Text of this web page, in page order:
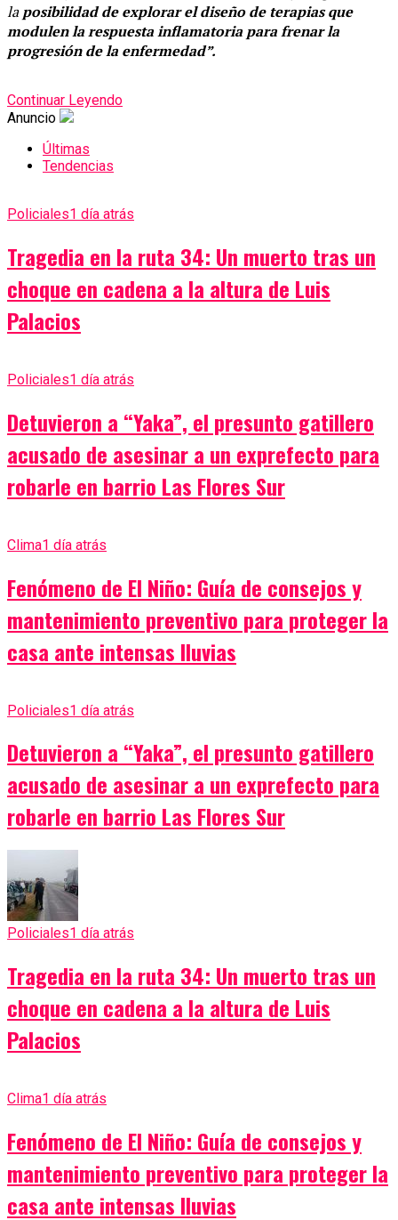
laposibilidad de explorar el diseño de terapias que
modulen la respuesta inflamatoria para frenar la
progresión de la enfermedad”.
Continuar Leyendo
Anuncio
Últimas
Tendencias
Policiales1 día atrás
Tragedia en la ruta 34: Un muerto tras un
choque en cadena a la altura de Luis
Palacios
Policiales1 día atrás
Detuvieron a “Yaka”, el presunto gatillero
acusado de asesinar a un exprefecto para
robarle en barrio Las Flores Sur
Clima1 día atrás
Fenómeno de El Niño: Guía de consejos y
mantenimiento preventivo para proteger la
casa ante intensas lluvias
Policiales1 día atrás
Detuvieron a “Yaka”, el presunto gatillero
acusado de asesinar a un exprefecto para
robarle en barrio Las Flores Sur
Policiales1 día atrás
Tragedia en la ruta 34: Un muerto tras un
choque en cadena a la altura de Luis
Palacios
Clima1 día atrás
Fenómeno de El Niño: Guía de consejos y
mantenimiento preventivo para proteger la
casa ante intensas lluvias